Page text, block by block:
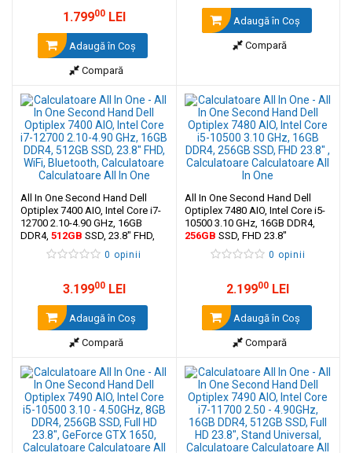
1.79900LEI
Adaugă în Coş
Compară
Adaugă în Coş
Compară
All In One Second Hand Dell
Optiplex 7400 AIO, Intel Core i7-
12700 2.10-4.90 GHz, 16GB
DDR4, 512GB SSD, 23.8" FHD,
WiFi, Bluetooth
0 opinii
3.19900LEI
Adaugă în Coş
Compară
All In One Second Hand Dell
Optiplex 7480 AIO, Intel Core i5-
10500 3.10 GHz, 16GB DDR4,
256GB SSD, FHD 23.8"
0 opinii
2.19900 LEI
Adaugă în Coş
Compară